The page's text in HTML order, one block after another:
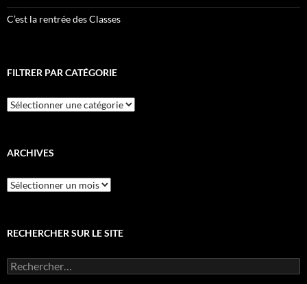
C’est la rentrée des Classes
FILTRER PAR CATÉGORIE
Filtrer
par
ARCHIVES
Archives
RECHERCHER SUR LE SITE
Rechercher :